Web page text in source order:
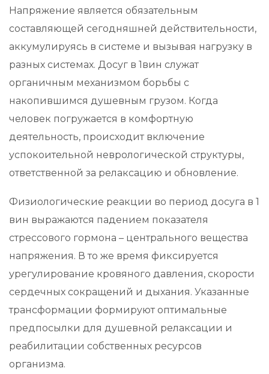
Напряжение является обязательным
составляющей сегодняшней действительности,
аккумулируясь в системе и вызывая нагрузку в
разных системах. Досуг в 1вин служат
органичным механизмом борьбы с
накопившимся душевным грузом. Когда
человек погружается в комфортную
деятельность, происходит включение
успокоительной неврологической структуры,
ответственной за релаксацию и обновление.
Физиологические реакции во период досуга в 1
вин выражаются падением показателя
стрессового гормона – центрального вещества
напряжения. В то же время фиксируется
урегулирование кровяного давления, скорости
сердечных сокращений и дыхания. Указанные
трансформации формируют оптимальные
предпосылки для душевной релаксации и
реабилитации собственных ресурсов
организма.